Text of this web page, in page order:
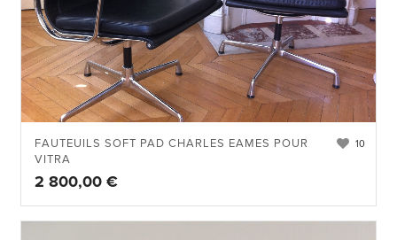
10
FAUTEUILS SOFT PAD CHARLES EAMES POUR
VITRA
2 800,00 €